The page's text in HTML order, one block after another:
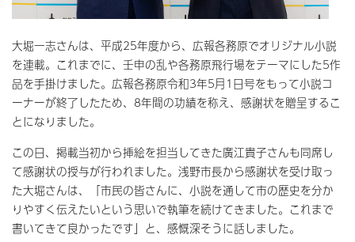
大堀一志さんは、平成25年度から、広報各務原でオリジナル小説
を連載。これまでに、壬申の乱や各務原飛行場をテーマにした5作
品を手掛けました。広報各務原令和3年5月1日号をもって小説コ
ーナーが終了したため、8年間の功績を称え、感謝状を贈呈するこ
とになりました。
この日、掲載当初から挿絵を担当してきた廣江貴子さんも同席し
て感謝状の授与が行われました。浅野市長から感謝状を受け取っ
た大堀さんは、「市民の皆さんに、小説を通して市の歴史を分か
りやすく伝えたいという思いで執筆を続けてきました。これまで
書いてきて良かったです」と、感慨深そうに話しました。